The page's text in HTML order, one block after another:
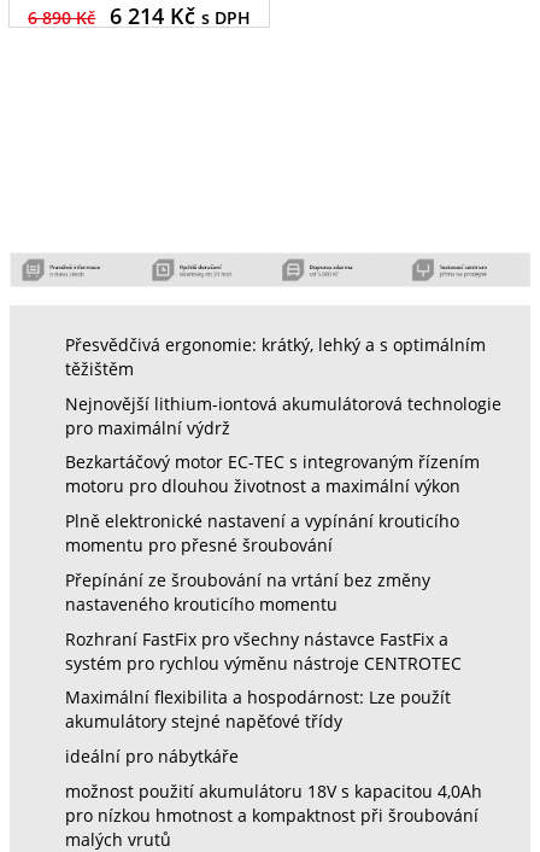
6 890 Kč 6 214Kč s DPH
Přesvědčivá ergonomie: krátký, lehký a s optimálním
těžištěm
Nejnovější lithium-iontová akumulátorová technologie
pro maximální výdrž
Bezkartáčový motor EC-TEC s integrovaným řízením
motoru pro dlouhou životnost a maximální výkon
Plně elektronické nastavení a vypínání krouticího
momentu pro přesné šroubování
Přepínání ze šroubování na vrtání bez změny
nastaveného krouticího momentu
Rozhraní FastFix pro všechny nástavce FastFix a
systém pro rychlou výměnu nástroje CENTROTEC
Maximální flexibilita a hospodárnost: Lze použít
akumulátory stejné napěťové třídy
ideální pro nábytkáře
možnost použití akumulátoru 18V s kapacitou 4,0Ah
pro nízkou hmotnost a kompaktnost při šroubování
malých vrutů